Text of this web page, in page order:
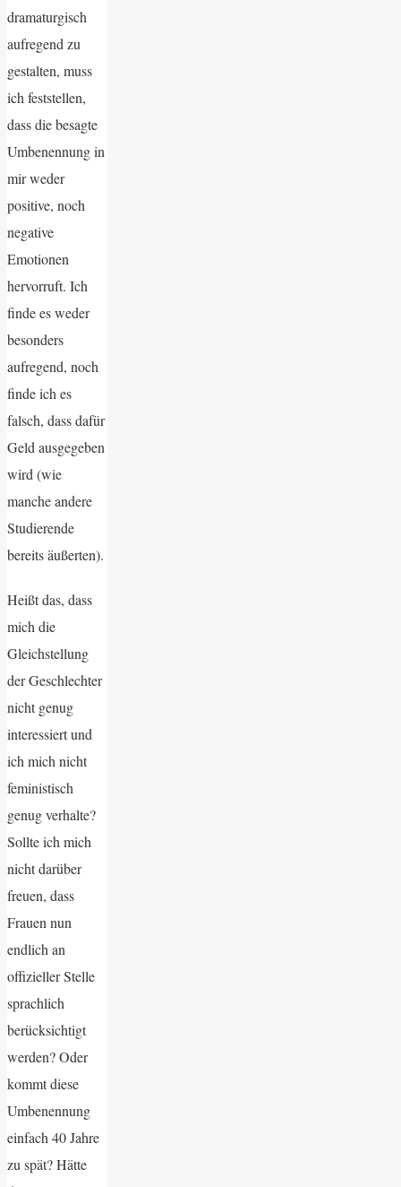
dramaturgisch
aufregend zu
gestalten, muss
ich feststellen,
dass die besagte
Umbenennung in
mir weder
positive, noch
negative
Emotionen
hervorruft. Ich
finde es weder
besonders
aufregend, noch
finde ich es
falsch, dass dafür
Geld ausgegeben
wird (wie
manche andere
Studierende
bereits äußerten).
Heißt das, dass
mich die
Gleichstellung
der Geschlechter
nicht genug
interessiert und
ich mich nicht
feministisch
genug verhalte?
Sollte ich mich
nicht darüber
freuen, dass
Frauen nun
endlich an
offizieller Stelle
sprachlich
berücksichtigt
werden? Oder
kommt diese
Umbenennung
einfach 40 Jahre
zu spät? Hätte